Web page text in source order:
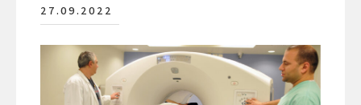
27.09.2022